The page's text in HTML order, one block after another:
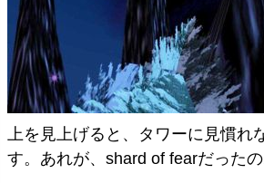
上を見上げると、タワーに見慣れ
す。あれが、shard of fearだった